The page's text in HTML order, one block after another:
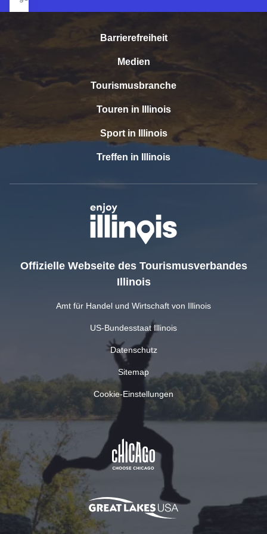
Barrierefreiheit
Medien
Tourismusbranche
Touren in Illinois
Sport in Illinois
Treffen in Illinois
Offizielle Webseite des Tourismusverbandes
Illinois
Amt für Handel und Wirtschaft von Illinois
US-Bundesstaat Illinois
Datenschutz
Sitemap
Cookie-Einstellungen